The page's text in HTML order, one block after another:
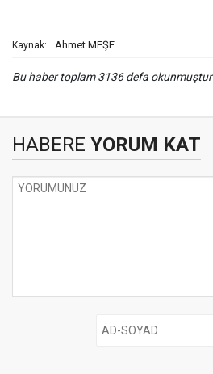
Kaynak: Ahmet MEŞE
Bu haber toplam 3136 defa okunmuştur
HABERE YORUM KAT